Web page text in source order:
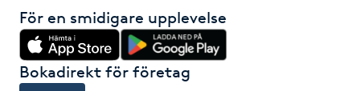
Kinesisk medicin
Kiropraktik
För en smidigare upplevelse
Bokadirekt för företag